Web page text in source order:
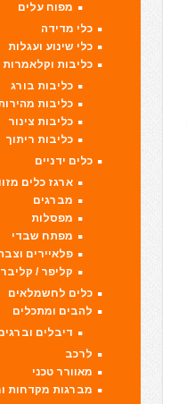
מפוח עלים
כלי מדידה
כלי שינוע ועגלות
כליבות וקלאמרות
כליבות בורג
כליבות
כליבות צינור
כליבות ריתוך
כלים ידניים
ארגז כלים
מברגים
מפסלות
מפתח שבדי
פלאיירים
קליפר / קליבר
כלים לחשמלאים
להבים ומתכלים
דיבלים
לרכב
מאוורר טכני
מברגות מקדחות